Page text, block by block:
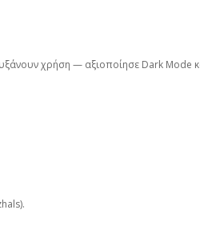
χρήση — αξιοποίησε Dark Mode